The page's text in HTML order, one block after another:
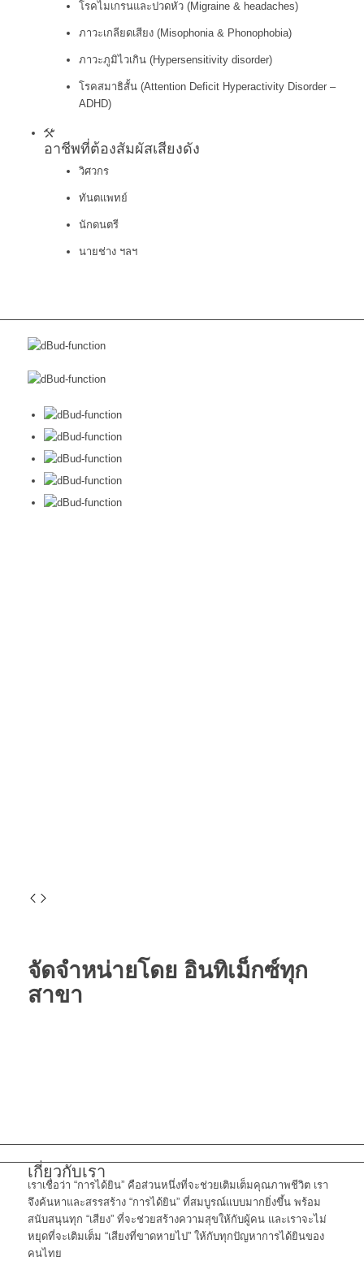
โรคไมเกรนและปวดหัว (Migraine & headaches)
ภาวะเกลียดเสียง (Misophonia & Phonophobia)
ภาวะภูมิไวเกิน (Hypersensitivity disorder)
โรคสมาธิสั้น (Attention Deficit Hyperactivity Disorder –
ADHD)
อาชีพที่ต้องสัมผัสเสียงดัง
วิศวกร
ทันตแพทย์
นักดนตรี
นายช่าง ฯลฯ
จัดจำหน่ายโดย อินทิเม็กซ์ทุก
สาขา
เกี่ยวกับเรา
เราเชื่อว่า “การได้ยิน” คือส่วนหนึ่งที่จะช่วยเติมเต็มคุณภาพชีวิต เรา
จึงค้นหาและสรรสร้าง “การได้ยิน” ที่สมบูรณ์แบบมากยิ่งขึ้น พร้อม
สนับสนุนทุก “เสียง” ที่จะช่วยสร้างความสุขให้กับผู้คน และเราจะไม่
หยุดที่จะเติมเต็ม “เสียงที่ขาดหายไป” ให้กับทุกปัญหาการได้ยินของ
คนไทย